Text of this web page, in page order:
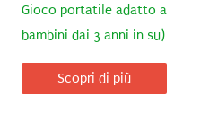
Gioco portatile adatto a
bambini dai 3 anni in su)
Scopri di più